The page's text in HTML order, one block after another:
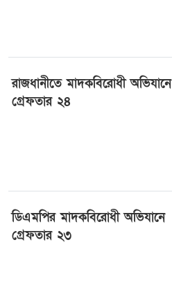
রাজধানীতে মাদকবিরোধী অভিযানে
গ্রেফতার ২৪
ডিএমপির মাদকবিরোধী অভিযানে
গ্রেফতার ২৩